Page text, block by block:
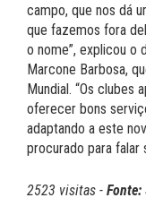
campo, que nos dá
que fazemos fora
o nome”, explicou o
Marcone Barbosa,
Mundial. “Os clubes
oferecer bons
adaptando a este
procurado para falar
2523 visitas - Fonte: